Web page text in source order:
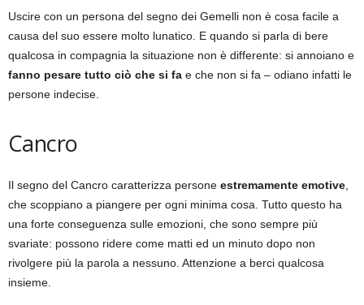
Uscire con un persona del segno dei Gemelli non è cosa facile a
causa del suo essere molto lunatico. E quando si parla di bere
qualcosa in compagnia la situazione non è differente: si annoiano e
fanno pesare tutto ciò che si fa e che non si fa – odiano infatti le
persone indecise.
Cancro
Il segno del Cancro caratterizza persone estremamente emotive
che scoppiano a piangere per ogni minima cosa. Tutto questo ha
una forte conseguenza sulle emozioni, che sono sempre più
svariate: possono ridere come matti ed un minuto dopo non
rivolgere più la parola a nessuno. Attenzione a berci qualcosa
insieme.